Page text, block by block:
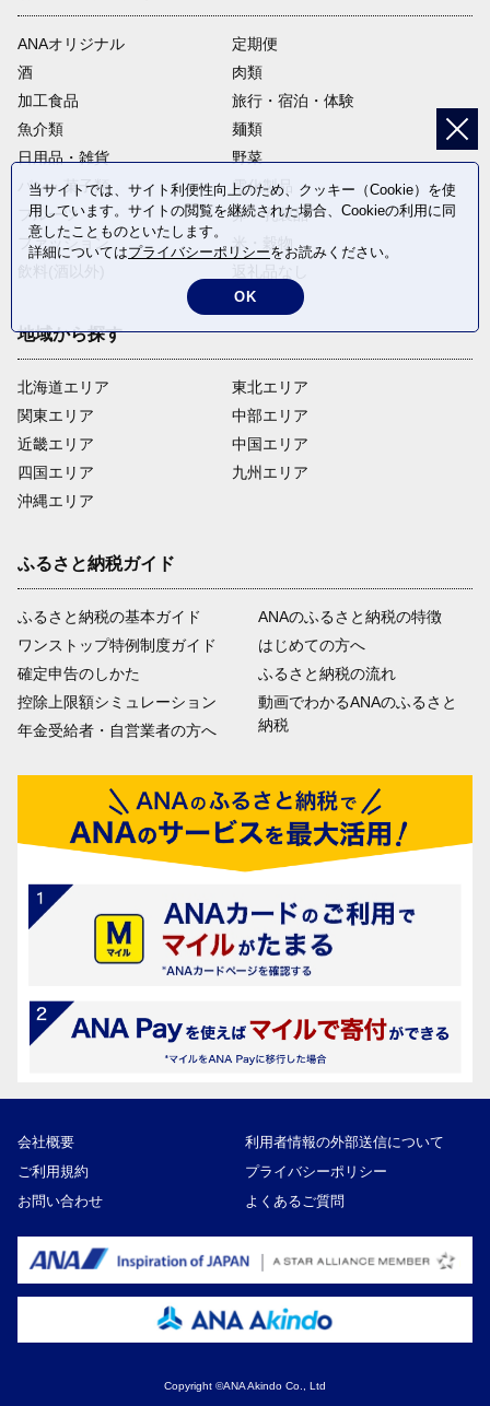
ANAオリジナル
定期便
酒
肉類
加工食品
旅行・宿泊・体験
魚介類
麺類
日用品・雑貨
野菜
パン・菓子類
電化製品
フルーツ
卵・乳製品
ファッション
米・穀物
地域から探す
北海道エリア
関東エリア
近畿エリア
四国エリア
沖縄エリア
東北エリア
中部エリア
中国エリア
九州エリア
ふるさと納税ガイド
ふるさと納税の基本ガイド
ワンストップ特例制度ガイド
確定申告のしかた
控除上限額シミュレーション
年金受給者・自営業者の方へ
ANAのふるさと納税の特徴
はじめての方へ
ふるさと納税の流れ
動画でわかるANAのふるさと
納税
会社概要
利用者情報の外部送信について
ご利用規約
プライバシーポリシー
お問い合わせ
よくあるご質問
Copyright ©ANA Akindo Co., Ltd
当サイトでは、サイト利便性向上のため、クッキー（Cookie）を使
用しています。サイトの閲覧を継続された場合、Cookieの利用に同
意したことものといたします。
詳細についてはプライバシーポリシーをお読みください。
OK